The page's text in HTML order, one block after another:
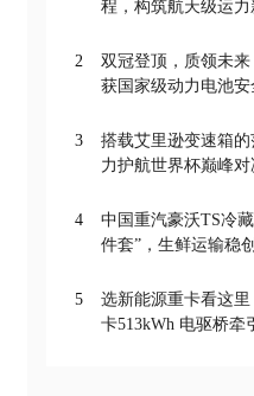
程，构筑航天级运
2
双冠登顶，质领未
获国家级动力电池
3
搭载艾里逊变速箱
力护航世界杯巅峰对
4
中国重汽豪沃TS冷
件套”，生鲜运输稳
5
选新能源重卡看这
卡513kWh 电驱桥牵